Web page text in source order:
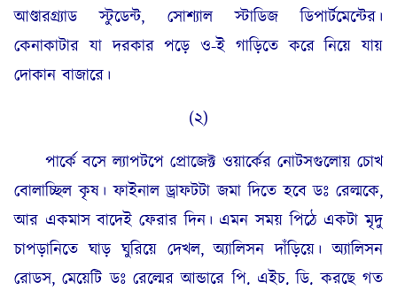
আণ্ডারগ্র্যাড স্টুডেন্ট, সোশ্যাল স্টাডিজ ডিপার্টমেন্টের।
কেনাকাটার যা দরকার পড়ে ও-ই গাড়িতে করে নিয়ে যায়
দোকান বাজারে।
(২)
পার্কে বসে ল্যাপটপে প্রোজেক্ট ওয়ার্কের নোটসগুলোয় চোখ
বোলাচ্ছিল কৃষ। ফাইনাল ড্রাফটটা জমা দিতে হবে ডঃ রেল্মকে,
আর একমাস বাদেই ফেরার দিন। এমন সময় পিঠে একটা মৃদু
চাপড়ানিতে ঘাড় ঘুরিয়ে দেখল, অ্যালিসন দাঁড়িয়ে। অ্যালিসন
রোডস, মেয়েটি ডঃ রেল্মের আন্ডারে পি. এইচ. ডি. করছে গত